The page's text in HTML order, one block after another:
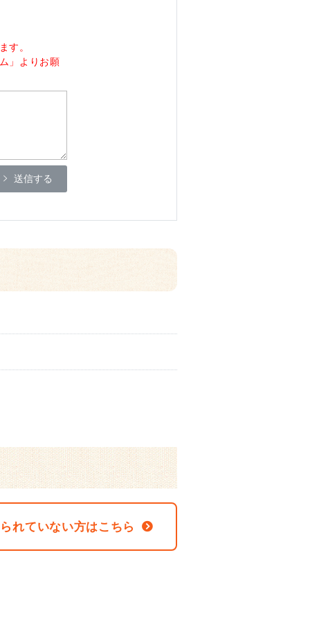
す。
」よりお願
送信する
れていない方はこちら